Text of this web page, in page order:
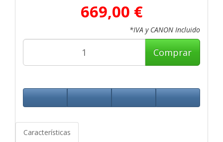
669,00 €
*IVA y CANON Incluido
Comprar
Características